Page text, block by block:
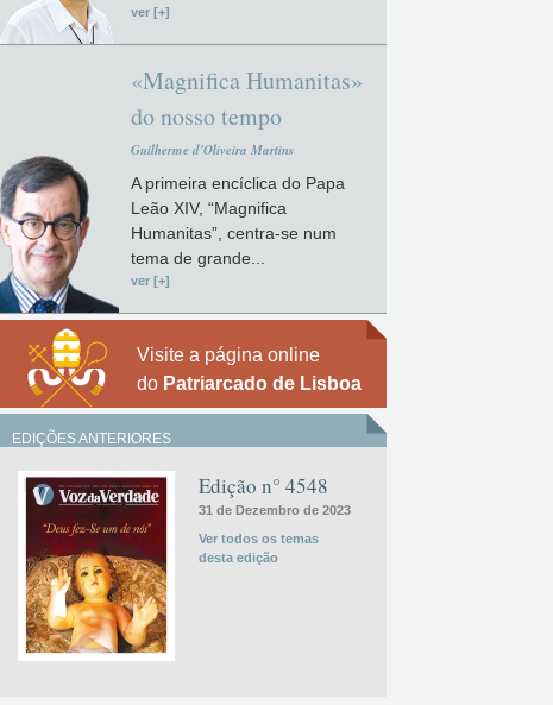
ver [+]
«Magnifica Humanitas»
do nosso tempo
Guilherme d'Oliveira Martins
A primeira encíclica do Papa
Leão XIV, “Magnifica
Humanitas”, centra-se num
tema de grande...
ver [+]
Visite a página online
do Patriarcado de Lisboa
EDIÇÕES ANTERIORES
Edição n° 4548
31 de Dezembro de 2023
Ver todos os temas
desta edição